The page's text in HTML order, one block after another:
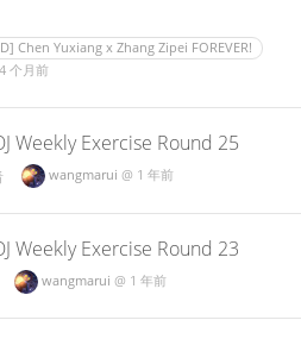
Chen Yuxiang x Zhang Zipei FOREVER!
4 个月前
Weekly Exercise Round 25
wangmarui @ 1 年前
Weekly Exercise Round 23
wangmarui @ 1 年前